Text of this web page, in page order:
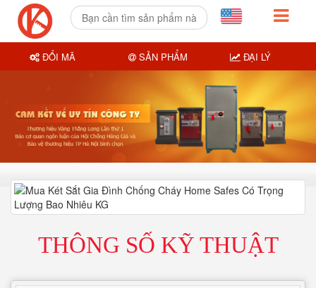
THÔNG SỐ KỸ THUẬT
ĐỔI MÃ SẢN PHẨM ĐẠI LÝ